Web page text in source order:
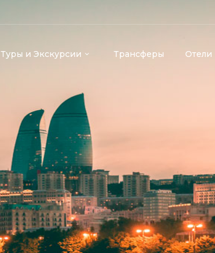
Туры и Экскурсии Трансферы Отели